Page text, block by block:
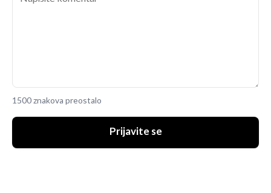
1500 znakova preostalo
Prijavite se